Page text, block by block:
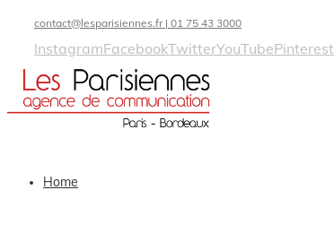
contact@lesparisiennes.fr | 01 75 43 3000
InstagramFacebookTwitterYouTubePinterest
Home